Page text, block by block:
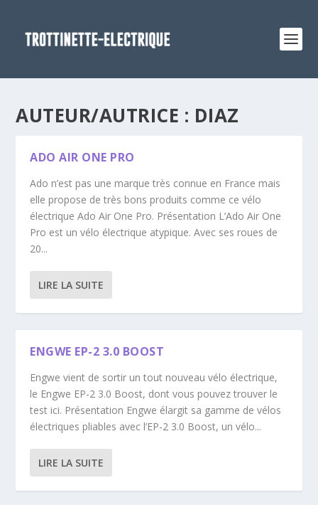
AUTEUR/AUTRICE : DIAZ
ADO AIR ONE PRO
Ado n’est pas une marque très connue en France mais
elle propose de très bons produits comme ce vélo
électrique Ado Air One Pro. Présentation L’Ado Air One
Pro est un vélo électrique atypique. Avec ses roues de
20...
LIRE LA SUITE
ENGWE EP-2 3.0 BOOST
Engwe vient de sortir un tout nouveau vélo électrique,
le Engwe EP-2 3.0 Boost, dont vous pouvez trouver le
test ici. Présentation Engwe élargit sa gamme de vélos
électriques pliables avec l’EP-2 3.0 Boost, un vélo...
LIRE LA SUITE